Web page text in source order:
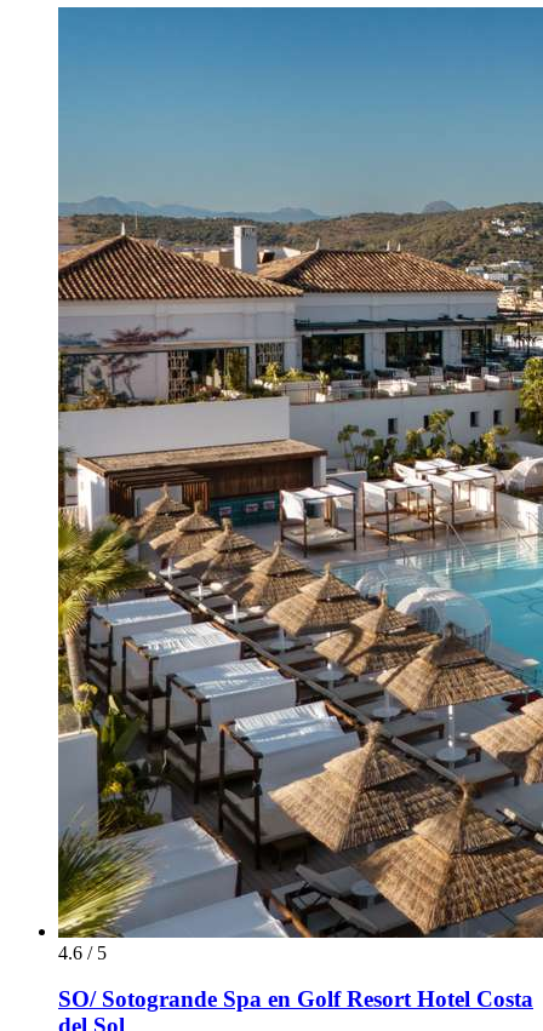
4.6 / 5
SO/ Sotogrande Spa en Golf Resort Hotel Costa
del Sol